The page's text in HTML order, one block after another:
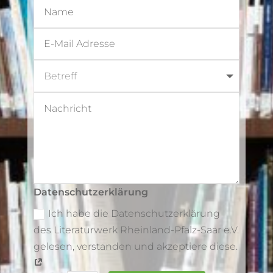
Datenschutzerklärung
Ich habe die Datenschutzerklärung
des Literaturwerk Rheinland-Pfalz-Saar e.V.
gelesen, verstanden und akzeptiere diese.